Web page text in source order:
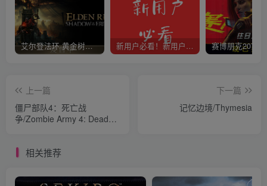
艾尔登法环 黄金树幽影 新用户必看！新用户必看！新用户必看！！！
上一篇
僵尸部队4：死亡战
争/Zombie Army 4: Dead
下一篇
记忆边境/Thymesia
相关推荐